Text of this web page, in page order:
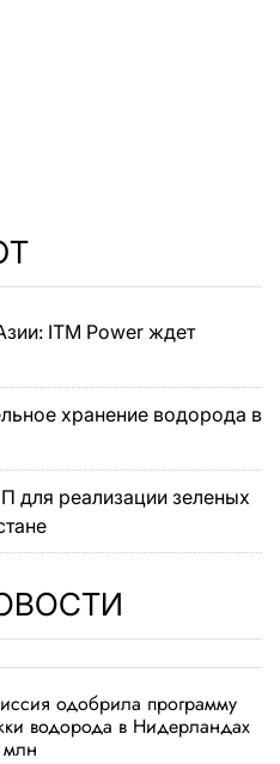
ITM Power ждет
хранение водорода в
для реализации зеленых
одобрила программу
водорода в Нидерландах